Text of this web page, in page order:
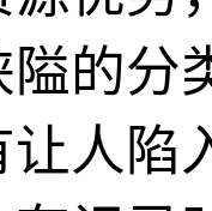
的分
人陷